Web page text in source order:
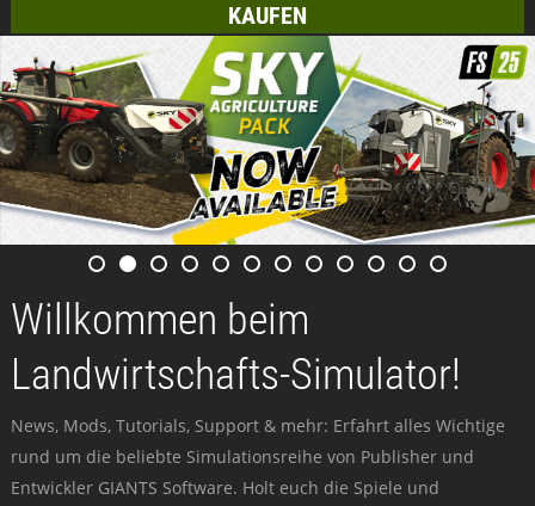
KAUFEN
Willkommen beim
Landwirtschafts-Simulator!
News, Mods, Tutorials, Support & mehr: Erfahrt alles Wichtige
rund um die beliebte Simulationsreihe von Publisher und
Entwickler GIANTS Software. Holt euch die Spiele und